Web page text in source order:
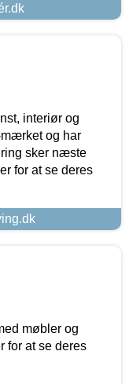
interiør og
og har
sker næste
for at se deres
møbler og
for at se deres